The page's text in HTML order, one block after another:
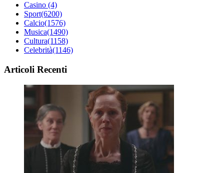
Casino (4)
Sport(6200)
Calcio(1576)
Musica(1490)
Cultura(1158)
Celebrità(1146)
Articoli Recenti